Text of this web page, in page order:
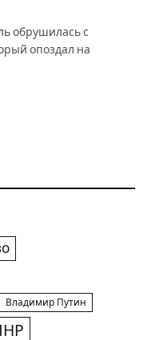
обрушилась с
опоздал на
Владимир Путин